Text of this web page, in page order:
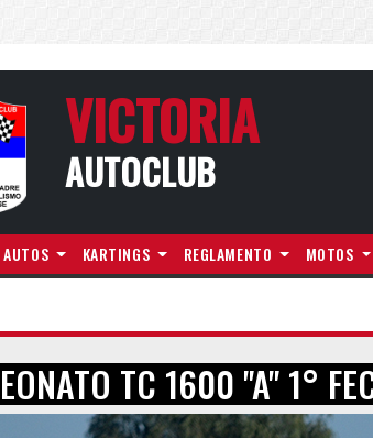
VICTORIA
AUTOCLUB
AUTOS KARTINGS REGLAMENTO MOTOS
TC 1600 "A" 1°